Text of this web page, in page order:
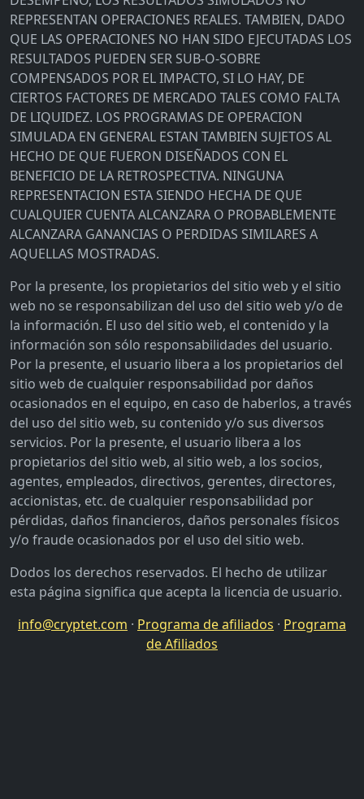
REPRESENTAN OPERACIONES REALES. TAMBIEN, DADO
QUE LAS OPERACIONES NO HAN SIDO EJECUTADAS LOS
RESULTADOS PUEDEN SER SUB-O-SOBRE
COMPENSADOS POR EL IMPACTO, SI LO HAY, DE
CIERTOS FACTORES DE MERCADO TALES COMO FALTA
DE LIQUIDEZ. LOS PROGRAMAS DE OPERACION
SIMULADA EN GENERAL ESTAN TAMBIEN SUJETOS AL
HECHO DE QUE FUERON DISEÑADOS CON EL
BENEFICIO DE LA RETROSPECTIVA. NINGUNA
REPRESENTACION ESTA SIENDO HECHA DE QUE
CUALQUIER CUENTA ALCANZARA O PROBABLEMENTE
ALCANZARA GANANCIAS O PERDIDAS SIMILARES A
AQUELLAS MOSTRADAS.
Por la presente, los propietarios del sitio web y el sitio
web no se responsabilizan del uso del sitio web y/o de
la información. El uso del sitio web, el contenido y la
información son sólo responsabilidades del usuario.
Por la presente, el usuario libera a los propietarios del
sitio web de cualquier responsabilidad por daños
ocasionados en el equipo, en caso de haberlos, a través
del uso del sitio web, su contenido y/o sus diversos
servicios. Por la presente, el usuario libera a los
propietarios del sitio web, al sitio web, a los socios,
agentes, empleados, directivos, gerentes, directores,
accionistas, etc. de cualquier responsabilidad por
pérdidas, daños financieros, daños personales físicos
y/o fraude ocasionados por el uso del sitio web.
Dodos los derechos reservados. El hecho de utilizar
esta página significa que acepta la licencia de usuario.
info@cryptet.com · Programa de afiliados · Programa
de Afiliados